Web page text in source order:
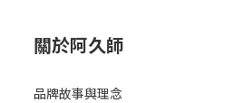
關於阿久師
品牌故事與理念